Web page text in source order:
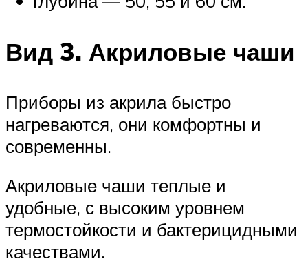
Вид 3. Акриловые чаши
Приборы из акрила быстро
нагреваются, они комфортны и
современны.
Акриловые чаши теплые и
удобные, с высоким уровнем
термостойкости и бактерицидными
качествами.